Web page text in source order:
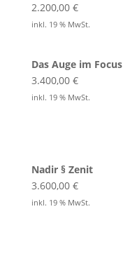
2.200,00 €
inkl. 19 % MwSt.
Das Auge im Focus
3.400,00 €
inkl. 19 % MwSt.
Nadir § Zenit
3.600,00 €
inkl. 19 % MwSt.